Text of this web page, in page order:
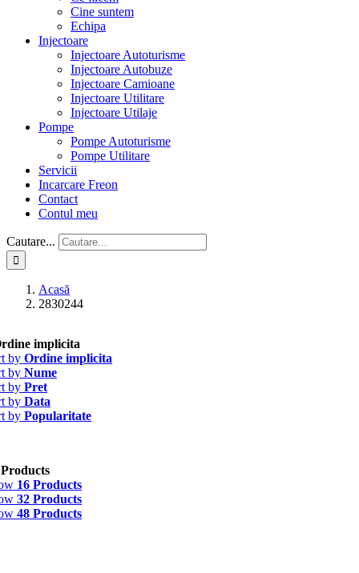
Cine suntem
Echipa
Injectoare
Injectoare Autoturisme
Injectoare Autobuze
Injectoare Camioane
Injectoare Utilitare
Injectoare Utilaje
Pompe
Pompe Autoturisme
Pompe Utilitare
Servicii
Incarcare Freon
Contact
Contul meu
Cautare...
Acasă
2830244
implicita
by Ordine implicita
by Nume
by Pret
by Data
by Popularitate
16 Products
32 Products
48 Products